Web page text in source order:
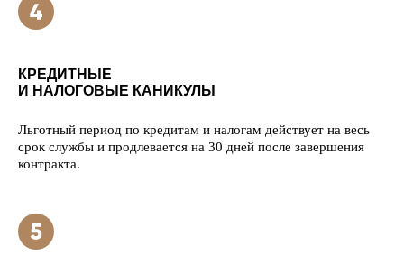
КРЕДИТНЫЕ
И НАЛОГОВЫЕ КАНИКУЛЫ
Льготный период по кредитам и налогам действует на весь
срок службы и продлевается на 30 дней после завершения
контракта.